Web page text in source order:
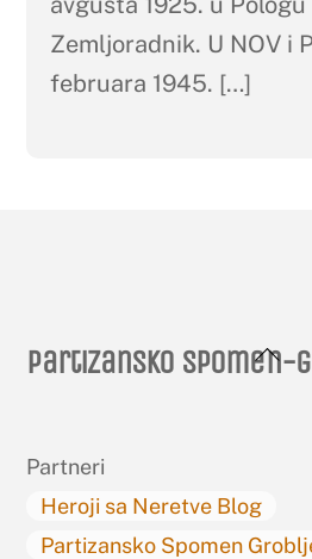
Zemljoradnik. U NOV i
februara 1945. […]
Partizansko
Partneri
Heroji sa Neretve Blog
Partizansko Spomen